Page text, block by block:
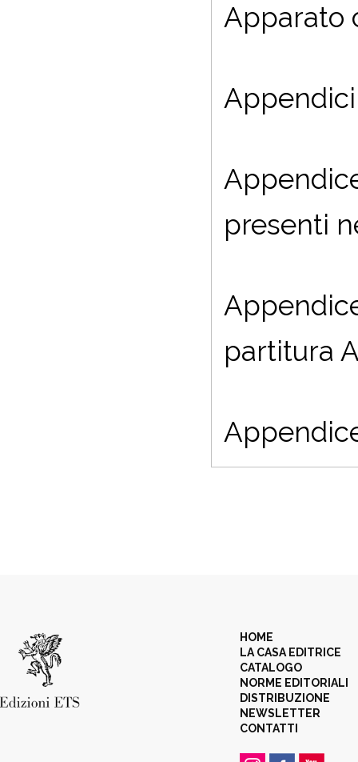
Apparato
presenti
partitura
HOME
LA CASA EDITRICE
CATALOGO
NORME EDITORIALI
DISTRIBUZIONE
NEWSLETTER
CONTATTI